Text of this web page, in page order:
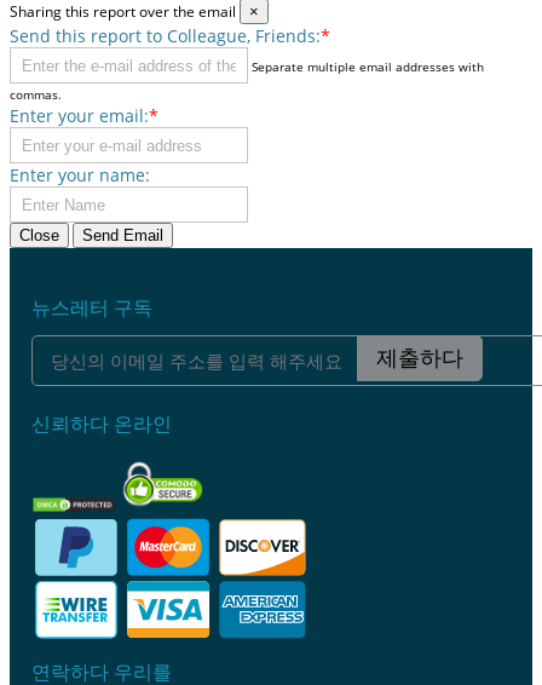
Sharing this report over the email ×
Send this report to Colleague, Friends:*
Separate multiple email addresses with
commas.
Enter your email:*
Enter your name:
Close Send Email
뉴스레터 구독
제출하다
신뢰하다 온라인
연락하다 우리를